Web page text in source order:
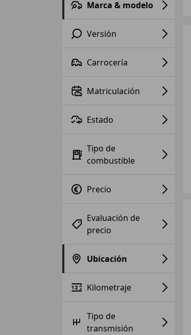
Marca & modelo
Versión
Carrocería
Matriculación
Estado
Tipo de
combustible
Precio
Evaluación de
precio
Ubicación
Kilometraje
Tipo de
transmisión